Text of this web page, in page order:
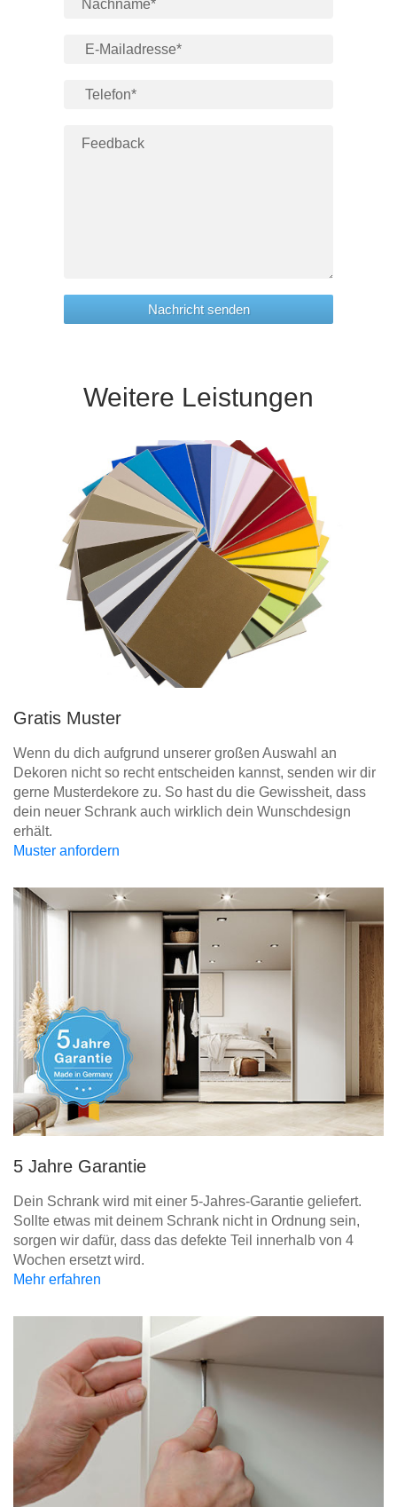
Nachricht senden
Weitere Leistungen
Gratis Muster
Wenn du dich aufgrund unserer großen Auswahl an
Dekoren nicht so recht entscheiden kannst, senden wir dir
gerne Musterdekore zu. So hast du die Gewissheit, dass
dein neuer Schrank auch wirklich dein Wunschdesign
erhält.
Muster anfordern
5 Jahre Garantie
Dein Schrank wird mit einer 5-Jahres-Garantie geliefert.
Sollte etwas mit deinem Schrank nicht in Ordnung sein,
sorgen wir dafür, dass das defekte Teil innerhalb von 4
Wochen ersetzt wird.
Mehr erfahren